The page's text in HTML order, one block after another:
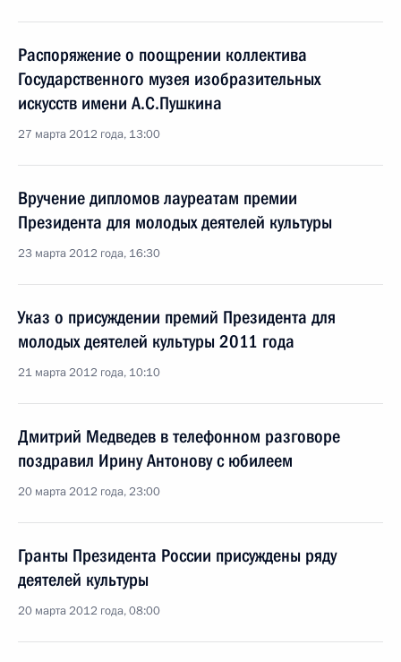
Распоряжение о поощрении коллектива
Государственного музея изобразительных
искусств имени А.С.Пушкина
27 марта 2012 года, 13:00
Вручение дипломов лауреатам премии
Президента для молодых деятелей культуры
23 марта 2012 года, 16:30
Указ о присуждении премий Президента для
молодых деятелей культуры 2011 года
21 марта 2012 года, 10:10
Дмитрий Медведев в телефонном разговоре
поздравил Ирину Антонову с юбилеем
20 марта 2012 года, 23:00
Гранты Президента России присуждены ряду
деятелей культуры
20 марта 2012 года, 08:00